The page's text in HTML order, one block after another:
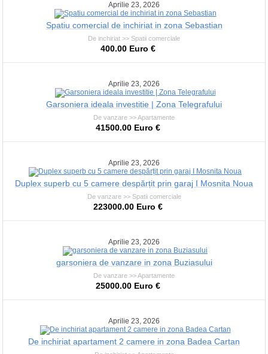
Aprilie 23, 2026
Spatiu comercial de inchiriat in zona Sebastian
De inchiriat >> Spatii comerciale
400.00 Euro €
Aprilie 23, 2026
Garsoniera ideala investitie | Zona Telegrafului
De vanzare >> Apartamente
41500.00 Euro €
Aprilie 23, 2026
Duplex superb cu 5 camere despărțit prin garaj I Mosnita Noua
De vanzare >> Spatii comerciale
223000.00 Euro €
Aprilie 23, 2026
garsoniera de vanzare in zona Buziasului
De vanzare >> Apartamente
25000.00 Euro €
Aprilie 23, 2026
De inchiriat apartament 2 camere in zona Badea Cartan